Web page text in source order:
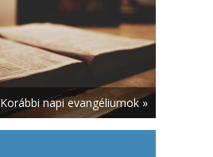
Korábbi napi evangéliumok »